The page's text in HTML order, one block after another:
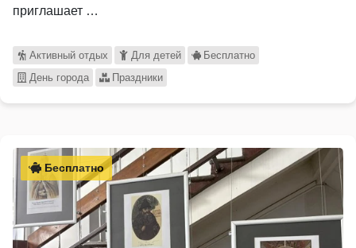
приглашает …
Активный отдых Для детей
Бесплатно
День города
Праздники
Бесплатно